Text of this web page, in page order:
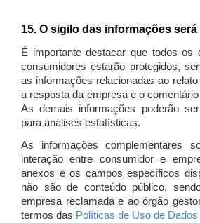
15. O sigilo das informações
É importante destacar que todos os
consumidores estarão protegidos,
as informações relacionadas ao
a resposta da empresa e o
As demais informações poderão
para análises estatísticas.
As informações complementares
interação entre consumidor e
anexos e os campos específicos
não são de conteúdo público,
empresa reclamada e ao órgão
termos das Políticas de Uso de